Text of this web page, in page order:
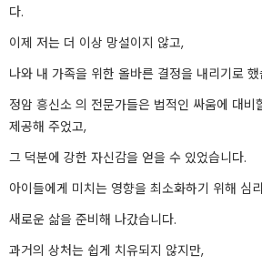
다.
이제 저는 더 이상 망설이지 않고,
나와 내 가족을 위한 올바른 결정을 내리기로 했
정암 흥신소 의 전문가들은 법적인 싸움에 대
제공해 주었고,
그 덕분에 강한 자신감을 얻을 수 있었습니다.
아이들에게 미치는 영향을 최소화하기 위해 심
새로운 삶을 준비해 나갔습니다.
과거의 상처는 쉽게 치유되지 않지만,